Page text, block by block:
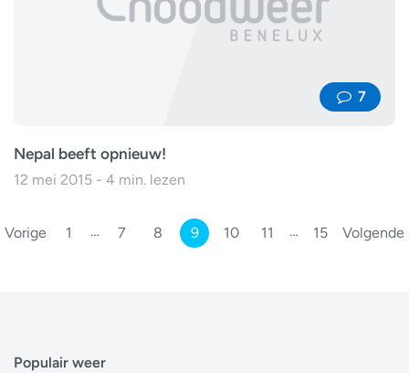
7
Nepal beeft opnieuw!
12 mei 2015 - 4 min. lezen
Vorige 1 … 7 8 9 10 11 … 15 Volgende
Populair weer